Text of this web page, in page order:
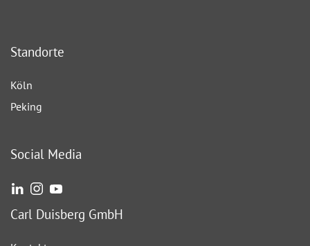
Standorte
Köln
Peking
Social Media
Carl Duisberg GmbH